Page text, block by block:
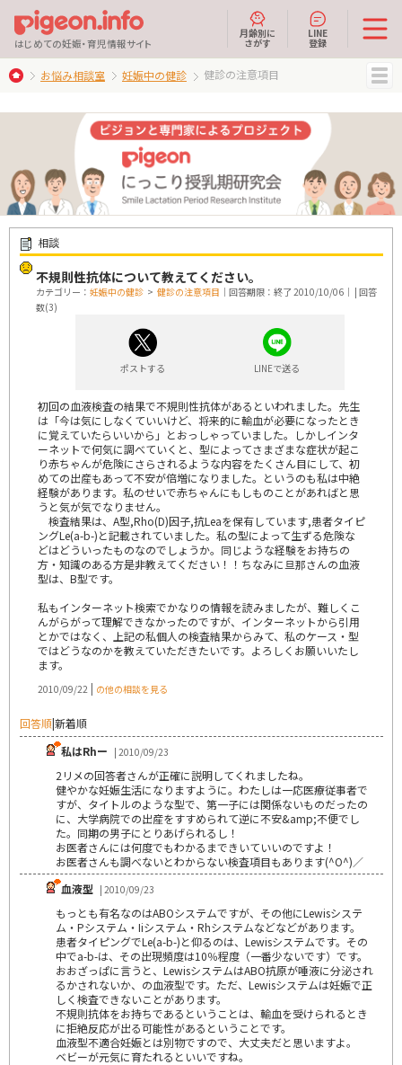
はじめての妊娠・育児情報サイト
月齢別に
さがす
LINE
登録
お悩み相談室 妊娠中の健診 健診の注意項目
相談
不規則性抗体について教えてください。
カテゴリー： 妊娠中の健診 > 健診の注意項目 ｜回答期限：終了 2010/10/06｜ | 回答
数(3)
ポストする LINEで送る
初回の血液検査の結果で不規則性抗体があるといわれました。先生
は「今は気にしなくていいけど、将来的に輸血が必要になったとき
に覚えていたらいいから」とおっしゃっていました。しかしインタ
ーネットで何気に調べていくと、型によってさまざまな症状が起こ
り赤ちゃんが危険にさらされるような内容をたくさん目にして、初
めての出産もあって不安が倍増になりました。というのも私は中絶
経験があります。私のせいで赤ちゃんにもしものことがあればと思
うと気が気でなりません。
検査結果は、A型,Rho(D)因子,抗Leaを保有しています,患者タイピ
ングLe(a-b-)と記載されていました。私の型によって生ずる危険な
どはどういったものなのでしょうか。同じような経験をお持ちの
方・知識のある方是非教えてください！！ちなみに旦那さんの血液
型は、B型です。
私もインターネット検索でかなりの情報を読みましたが、難しくこ
んがらがって理解できなかったのですが、インターネットから引用
とかではなく、上記の私個人の検査結果からみて、私のケース・型
ではどうなのかを教えていただきたいです。よろしくお願いいたし
ます。
2010/09/22 | の他の相談を見る
回答順|新着順
私はRhー | 2010/09/23
2リメの回答者さんが正確に説明してくれましたね。
健やかな妊娠生活になりますように。わたしは一応医療従事者で
すが、タイトルのような型で、第一子には関係ないものだったの
に、大学病院での出産をすすめられて逆に不安&amp;不便でし
た。同期の男子にとりあげられるし！
お医者さんには何度でもわかるまできいていいのですよ！
お医者さんも調べないとわからない検査項目もあります(^O^)／
血液型 | 2010/09/23
もっとも有名なのはABOシステムですが、その他にLewisシステ
ム・Pシステム・Iiシステム・Rhシステムなどなどがあります。
患者タイピングでLe(a-b-)と仰るのは、Lewisシステムです。その
中でa-b-は、その出現頻度は10％程度（一番少ないです）です。
おおざっぱに言うと、LewisシステムはABO抗原が唾液に分泌され
るかされないか、の血液型です。ただ、Lewisシステムは妊娠で正
しく検査できないことがあります。
不規則抗体をお持ちであるということは、輸血を受けられるとき
に拒絶反応が出る可能性があるということです。
血液型不適合妊娠とは別物ですので、大丈夫だと思いますよ。
ベビーが元気に育たれるといいですね。